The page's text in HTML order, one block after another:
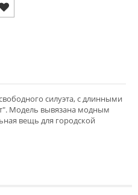
силуэта, с длинными
Модель вывязана модным
вещь для городской